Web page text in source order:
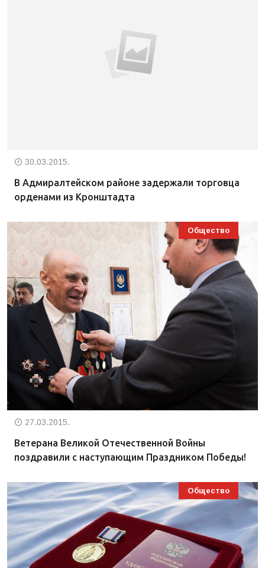
30.03.2015.
В Адмиралтейском районе задержали торговца
орденами из Кронштадта
Общество
27.03.2015.
Ветерана Великой Отечественной Войны
поздравили с наступающим Праздником Победы!
Общество